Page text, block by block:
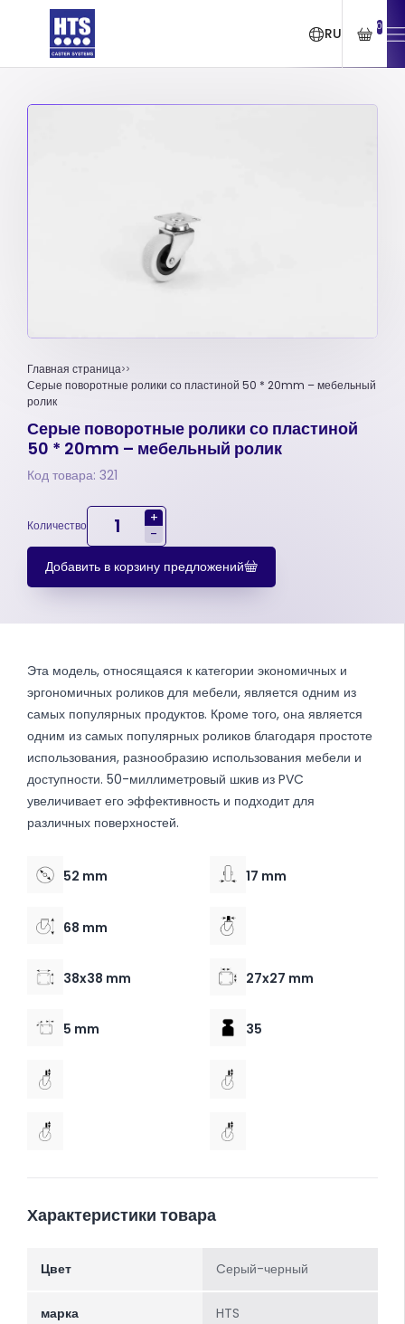
RU 0
Главная страница
Серые поворотные ролики со пластиной 50 * 20mm – мебельный
ролик
Серые поворотные ролики со пластиной
50 * 20mm – мебельный ролик
Код товара: 321
Количество
+
-
Добавить в корзину предложений
Эта модель, относящаяся к категории экономичных и
эргономичных роликов для мебели, является одним из
самых популярных продуктов. Кроме того, она является
одним из самых популярных роликов благодаря простоте
использования, разнообразию использования мебели и
доступности. 50-миллиметровый шкив из PVC
увеличивает его эффективность и подходит для
различных поверхностей.
52 mm 17 mm
68 mm
38x38 mm 27x27 mm
5 mm 35
Характеристики товара
Цвет Cерый-черный
марка HTS